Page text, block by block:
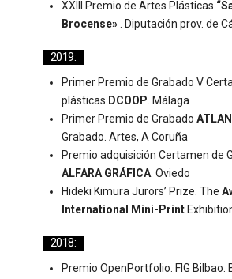
XXIII Premio de Artes Plásticas
Brocense». Diputación prov. de
2019:
Primer Premio de Grabado V
plásticas DCOOP . Málaga
Primer Premio de Grabado
Grabado. Artes, A Coruña
Premio adquisición Certamen de
ALFARA GRÁFICA. Oviedo
Hideki Kimura Jurors’ Prize. The
International Mini-Print
2018:
Premio OpenPortfolio. FIG Bilbao.